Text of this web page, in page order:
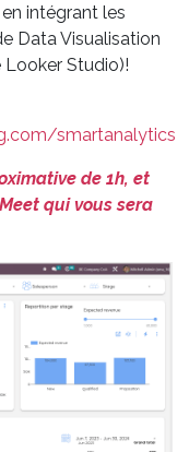
intégrant les
Data Visualisation
Studio)!
smartanalytics
de 1h, et
qui vous sera